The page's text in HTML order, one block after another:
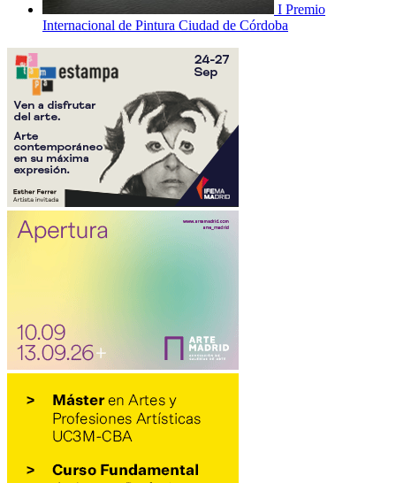
I Premio
Internacional de Pintura Ciudad de Córdoba